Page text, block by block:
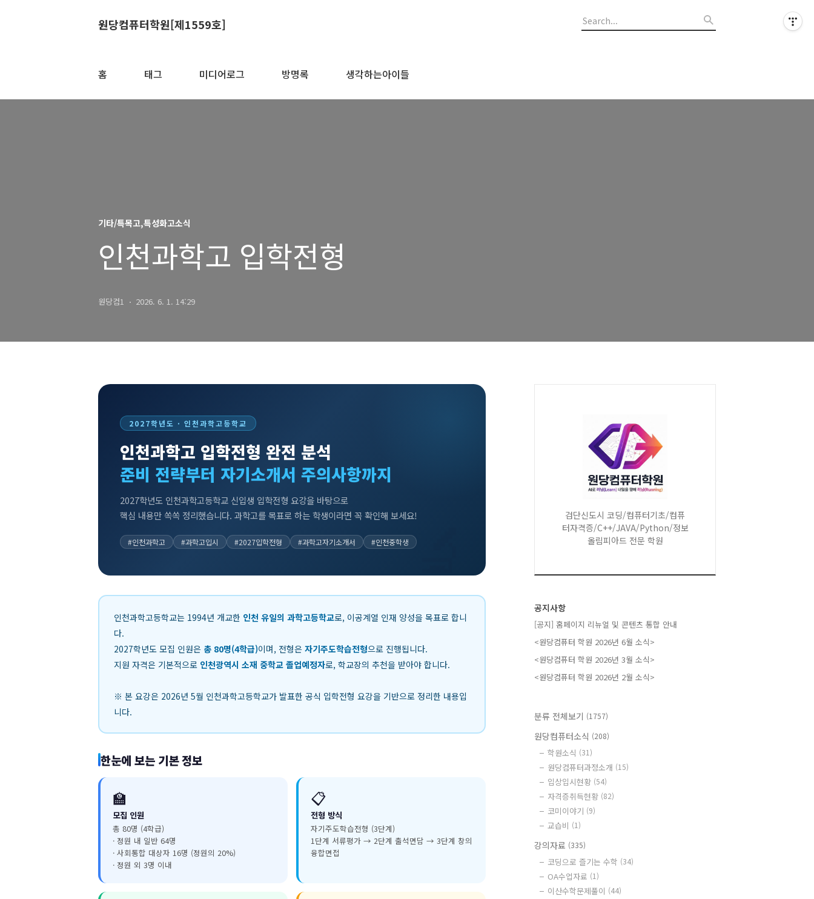
원당컴퓨터학원[제1559호]
홈 태그 미디어로그 방명록 생각하는아이들
기타/특목고,특성화고소식
인천과학고 입학전형
원당컴1 2026. 6. 1. 14:29
2027학년도 · 인천과학고등학교
인천과학고 입학전형 완전 분석
준비 전략부터 자기소개서 주의사항까지
2027학년도 인천과학고등학교 신입생 입학전형 요강을 바탕으로
핵심 내용만 쏙쏙 정리했습니다. 과학고를 목표로 하는 학생이라면 꼭 확인해 보세요!
#인천과학고 #과학고입시 #2027입학전형 #과학고자기소개서 #인천중학생
인천과학고등학교는 1994년 개교한 인천 유일의 과학고등학교로, 이공계열 인재 양성을 목표로 합니
다.
2027학년도 모집 인원은 총 80명(4학급)이며, 전형은 자기주도학습전형으로 진행됩니다.
지원 자격은 기본적으로 인천광역시 소재 중학교 졸업예정자로, 학교장의 추천을 받아야 합니다.
※ 본 요강은 2026년 5월 인천과학고등학교가 발표한 공식 입학전형 요강을 기반으로 정리한 내용입
니다.
한눈에 보는 기본 정보
🏫
모집 인원
총 80명 (4학급)
· 정원 내 일반 64명
· 사회통합 대상자 16명 (정원의 20%)
· 정원 외 3명 이내
📋
전형 방식
자기주도학습전형 (3단계)
1단계 서류평가 → 2단계 출석면담 → 3단계 창의
융합면접
검단신도시 코딩/컴퓨터기초/컴퓨
터자격증/C++/JAVA/Python/정보
올림피아드 전문 학원
공지사항
[공지] 홈페이지 리뉴얼 및 콘텐츠 통합 안내
<원당컴퓨터 학원 2026년 6월 소식>
<원당컴퓨터 학원 2026년 3월 소식>
<원당컴퓨터 학원 2026년 2월 소식>
분류 전체보기 (1757)
원당컴퓨터소식 (208)
학원소식 (31)
원당컴퓨터과정소개 (15)
입상입시현황 (54)
자격증취득현황 (82)
코미이야기 (9)
교습비 (1)
강의자료 (335)
코딩으로 즐기는 수학 (34)
OA수업자료 (1)
이산수학문제풀이 (44)